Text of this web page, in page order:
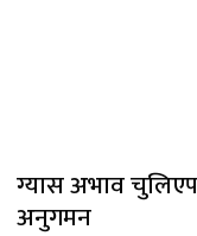
ग्यास अभाव
अनुगमन